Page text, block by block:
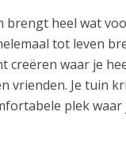
brengt heel wat
tot leven
creëren waar je
vrienden. Je tuin
plek